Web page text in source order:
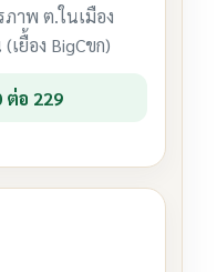
าพ ต.ในเมือง
เยื้อง BigCขก)
ต่อ 229